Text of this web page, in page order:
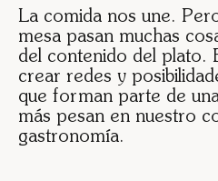
La comida nos une.
mesa pasan muchas
del contenido del plato.
crear redes y
que forman parte de
más pesan en nuestro
gastronomía.